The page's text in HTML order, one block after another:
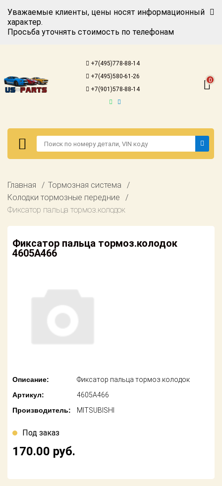
Уважаемые клиенты, цены носят информационный
характер.
Просьба уточнять стоимость по телефонам
+7(495)778-88-14
+7(495)580-61-26
+7(901)578-88-14
0
Авторизация
американских
автомобилей
запросу
техобслуживание
Оплата
Возврат
Контакты
Регистрация
американских
Онлайн каталоги
Доставка
Поставщикам
сотрудничество
Главная
Тормозная система
Колодки тормозные передние
Фиксатор пальца тормоз.колодок
Фиксатор пальца тормоз.колодок
4605A466
Описание:
Фиксатор пальца тормоз.колодок
Артикул:
4605A466
Производитель:
MITSUBISHI
Под заказ
170.00 руб.